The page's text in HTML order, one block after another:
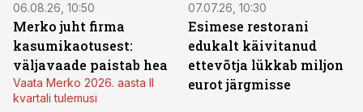
06.08.26, 10:50
Merko juht firma
kasumikaotusest:
väljavaade paistab hea
Vaata Merko 2026. aasta II
kvartali tulemusi
07.07.26, 10:30
Esimese restorani
edukalt käivitanud
ettevõtja lükkab miljon
eurot järgmisse